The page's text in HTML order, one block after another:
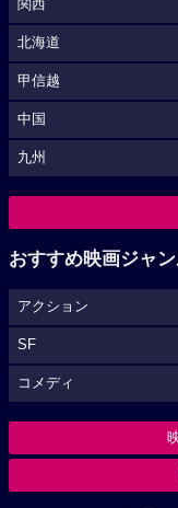
関西
北海道
甲信越
中国
九州
おすすめ映画ジャ
アクション
SF
コメディ